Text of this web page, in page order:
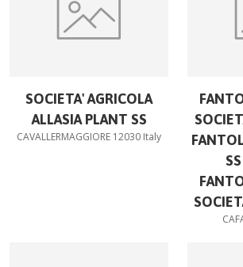
SOCIETA' AGRICOLA
ALLASIA PLANT SS
CAVALLERMAGGIORE 12030 Italy